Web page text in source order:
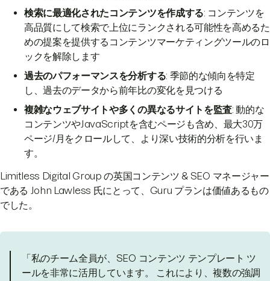
検索に最適化されたコンテンツを作成する: コンテンツを
高品質にして検索で上位にランクされる可能性を高めるた
めの提案を提供するコンテンツマーケティングツールのロ
ックを解除します
過去のパフォーマンスを分析する: 季節的な傾向を特定
し、過去のデータから前年比の変化を見つける
複雑なウェブサイトや多くの異なるサイトを監査: 動的な
コンテンツやJavaScriptを含むページも含め、最大30万
ページ/月をクロールして、より深い技術的分析を行いま
す。
Limitless Digital Group の英国コンテンツ & SEO マネージャー
である John Lawless 氏にとって、Guru プランは価値あるもの
でした。
「私のチーム全員が、SEO コンテンツ テンプレート ツ
ールを非常に活用しています。 これにより、複数の強調